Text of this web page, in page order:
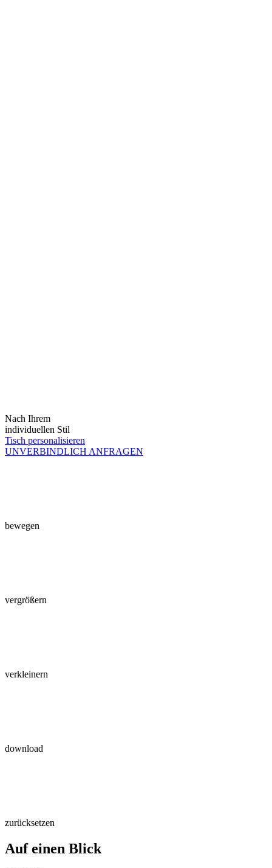
Nach Ihrem
individuellen Stil
Tisch personalisieren
UNVERBINDLICH ANFRAGEN
bewegen
vergrößern
verkleinern
download
zurücksetzen
Auf einen Blick